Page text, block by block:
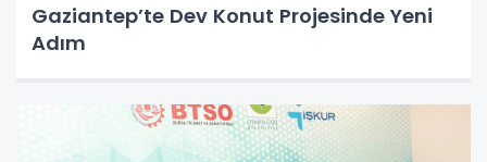
Gaziantep’te Dev Konut Projesinde Yeni
Adım